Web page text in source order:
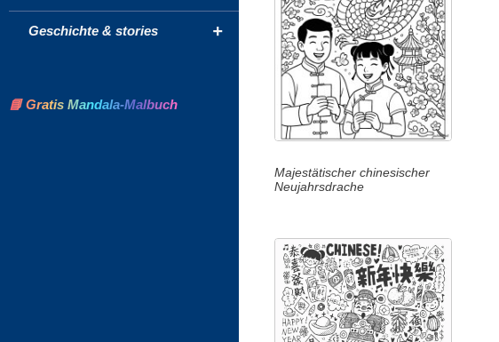
Majestätischer chinesischer
Neujahrsdrache
+
Geschichte & stories
📘 Gratis Mandala-Malbuch